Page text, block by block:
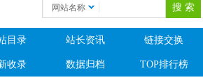
网站名称
目录 站长资讯 链接交换
收录 数据归档 TOP排行榜